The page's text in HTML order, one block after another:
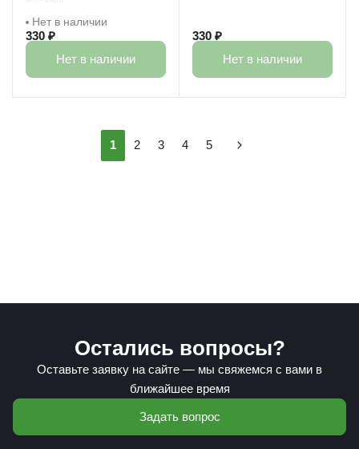
Нет в наличии
330 ₽
Нет в наличии
330 ₽
Нет в наличии
1 2 3 4 5
Остались вопросы?
Оставьте заявку на сайте — мы свяжемся с вами в
ближайшее время
Задать вопрос